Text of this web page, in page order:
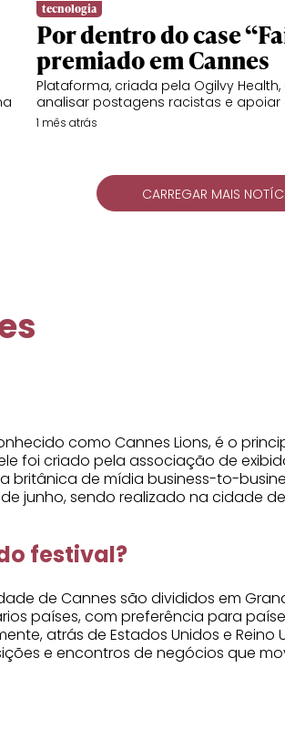
tecnologia
Por dentro do case
premiado em Cannes
Plataforma, criada pela Ogilvy Health,
analisar postagens racistas e apoiar
1 mês atrás
CARREGAR MAIS
como Cannes Lions, é o
foi criado pela associação de
britânica de mídia business-to-
junho, sendo realizado na cidade
festival?
de Cannes são divididos em
países, com preferência para
atrás de Estados Unidos e
e encontros de negócios que